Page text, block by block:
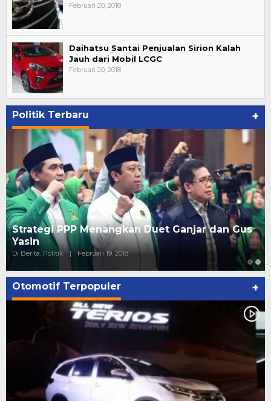
Februari 20, 2018
Daihatsu Santai Penjualan Sirion Kalah
Jauh dari Mobil LCGC
Februari 20, 2018
Politik Terbaru +
Strategi PPP Menangkan Duet Ganjar dan Gus
Yasin
Di Berita, Politik | Februari 19, 2018
Otomotif Terpopuler +